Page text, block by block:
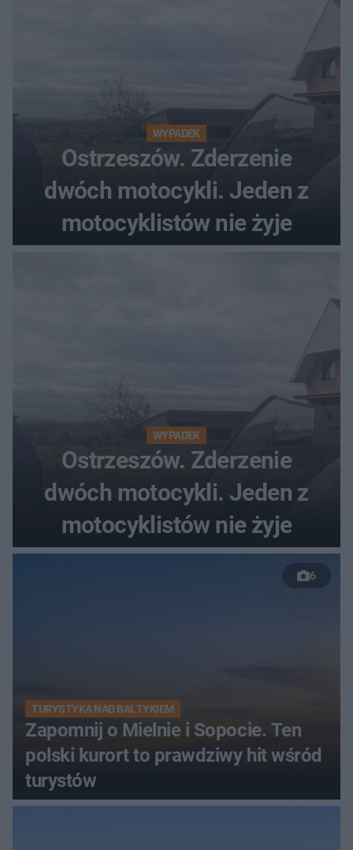
WYPADEK
Ostrzeszów. Zderzenie
dwóch motocykli. Jeden z
motocyklistów nie żyje
WYPADEK
Ostrzeszów. Zderzenie
dwóch motocykli. Jeden z
motocyklistów nie żyje
6
TURYSTYKA NAD BAŁTYKIEM
Zapomnij o Mielnie i Sopocie. Ten
polski kurort to prawdziwy hit wśród
turystów